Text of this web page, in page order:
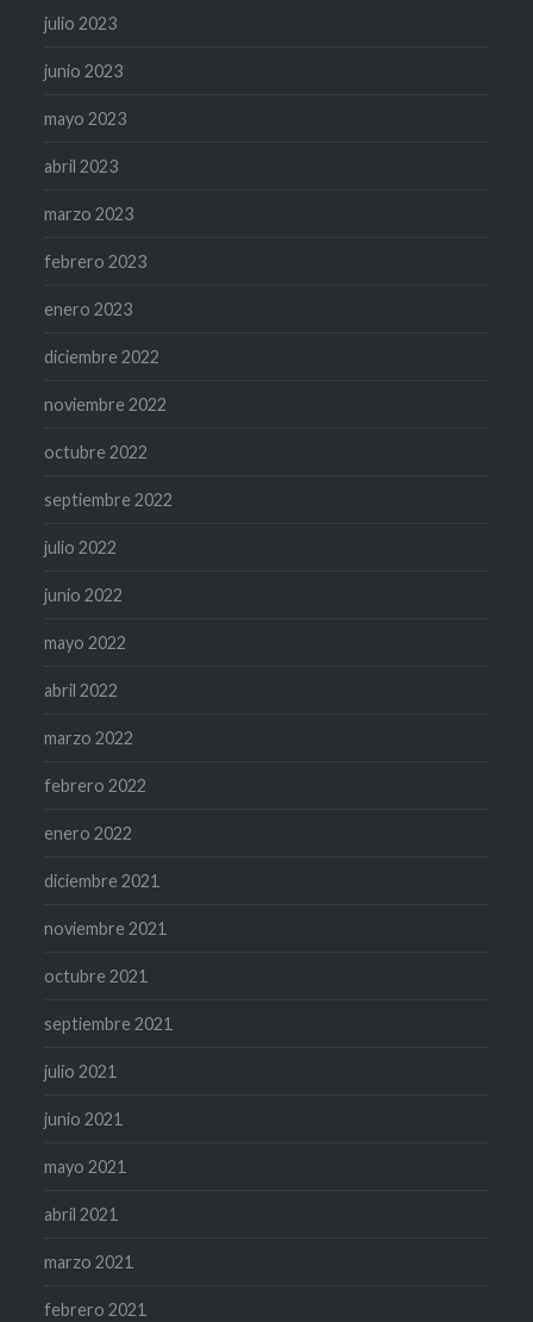
julio 2023
junio 2023
mayo 2023
abril 2023
marzo 2023
febrero 2023
enero 2023
diciembre 2022
noviembre 2022
octubre 2022
septiembre 2022
julio 2022
junio 2022
mayo 2022
abril 2022
marzo 2022
febrero 2022
enero 2022
diciembre 2021
noviembre 2021
octubre 2021
septiembre 2021
julio 2021
junio 2021
mayo 2021
abril 2021
marzo 2021
febrero 2021